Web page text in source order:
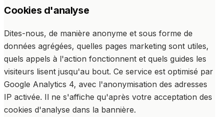
Cookies d'analyse
Dites-nous, de manière anonyme et sous forme de
données agrégées, quelles pages marketing sont utiles,
quels appels à l'action fonctionnent et quels guides les
visiteurs lisent jusqu'au bout. Ce service est optimisé par
Google Analytics 4, avec l'anonymisation des adresses
IP activée. Il ne s'affiche qu'après votre acceptation des
cookies d'analyse dans la bannière.